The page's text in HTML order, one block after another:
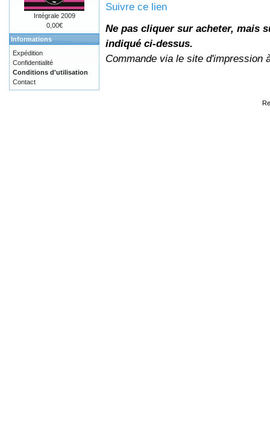
Suivre ce lien
Ne pas cliquer sur acheter, mais
indiqué ci-dessus.
Commande via le site d'impression
Intégrale 2009
0,00€
Informations
Expédition
Confidentialité
Conditions d'utilisation
Contact